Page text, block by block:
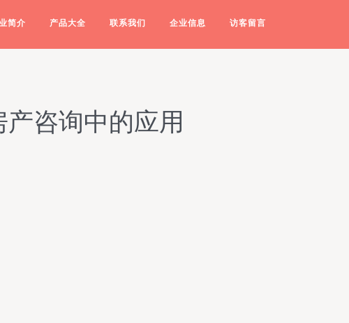
简介 产品大全 联系我们 企业信息 访客留言
咨询中的应用